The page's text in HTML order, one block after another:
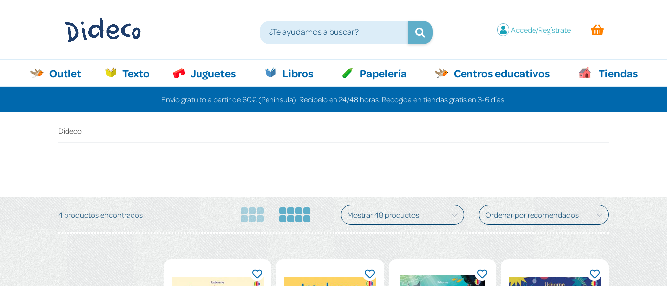
Accede/Regístrate
Outlet Texto Juguetes Libros Papelería Centros educativos Tiendas
Envío gratuito a partir de 60€ (Península). Recíbelo en 24/48 horas. Recogida en tiendas gratis en 3-6 días.
Dideco
4 productos encontrados